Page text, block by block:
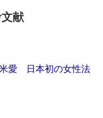
献
愛 日本初の女性法